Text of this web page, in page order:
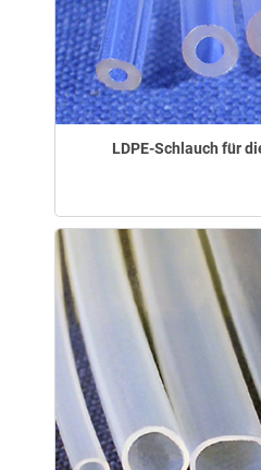
LDPE-Schlauch für